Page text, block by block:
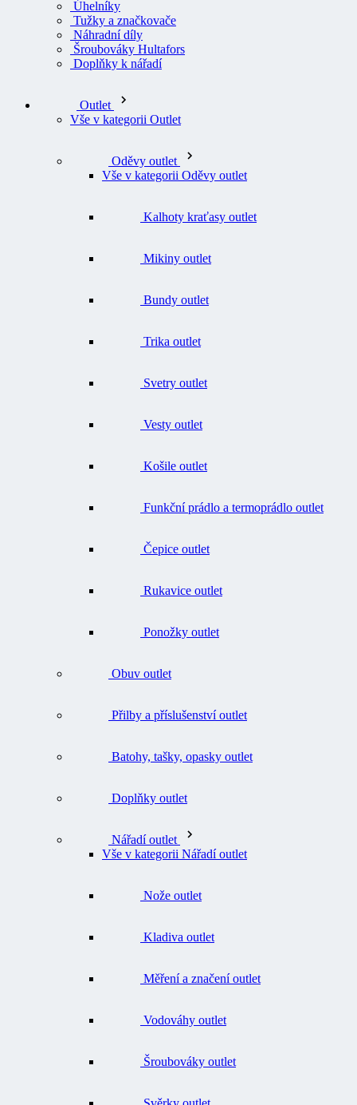
Úhelníky
Tužky a značkovače
Náhradní díly
Šroubováky Hultafors
Doplňky k nářadí
Vše v kategorii Outlet
Vše v kategorii Oděvy outlet
Vše v kategorii Nářadí outlet